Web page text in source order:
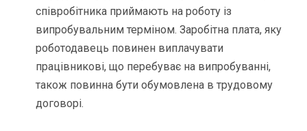
співробітника приймають на роботу із
випробувальним терміном. Заробітна плата, яку
роботодавець повинен виплачувати
працівникові, що перебуває на випробуванні,
також повинна бути обумовлена в трудовому
договорі.